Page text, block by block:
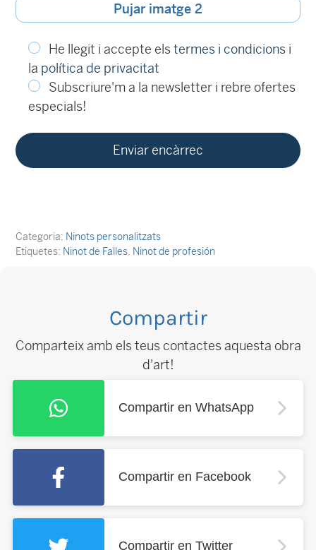
Pujar imatge 2
He llegit i accepte elstermes i condicions i
la política de privacitat
Subscriure'm a la newsletter i rebre ofertes
especials!
Categoria: Ninots personalitzats
Etiquetes: Ninot de Falles Ninot de profesión
Compartir
Comparteix amb els teus contactes aquesta obra
d'art!
Compartir en WhatsApp
Compartir en Facebook
Compartir en Twitter